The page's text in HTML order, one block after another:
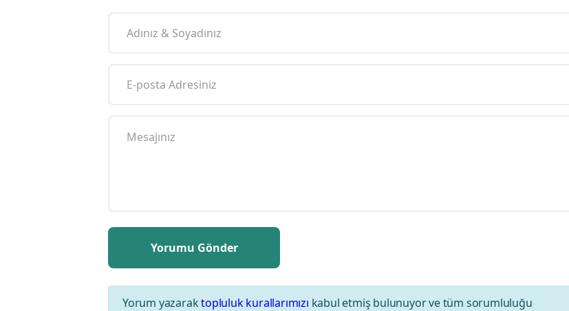
Yorum yazaraktopluluk kurallarımızı kabul etmiş bulunuyor ve tüm sorumluluğu